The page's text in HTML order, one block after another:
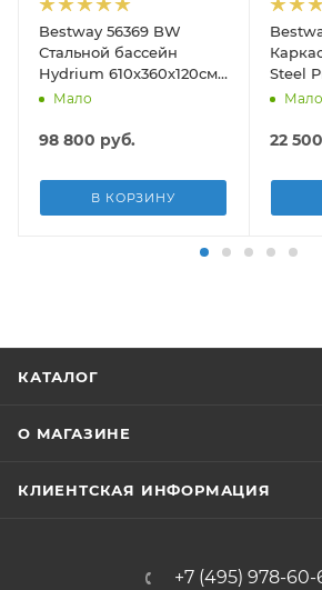
Bestway 56369 BW
Стальной бассейн
Hydrium 610х360х120см,
19929л, песч.фил.-нас
подст.
Мало
98 800 руб.
В КОРЗИНУ
Steel
Мало
22 500
КАТАЛОГ
О МАГАЗИНЕ
КЛИЕНТСКАЯ ИНФОРМАЦИЯ
+7 (495) 978-60-